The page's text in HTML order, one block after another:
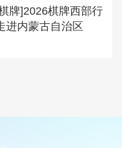
牌]2026棋牌西部行
进内蒙古自治区